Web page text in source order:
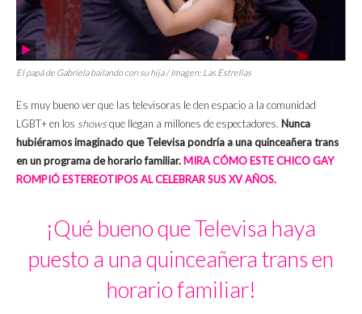
El papá de Gabriela bailando con su hija / Imagen: Las Estrellas
Es muy bueno ver que las televisoras le den espacio a la comunidad
LGBT+ en los showsque llegan a millones de espectadores. Nunca
hubiéramos imaginado que Televisa pondría a una quinceañera trans
en un programa de horario familiar.MIRA CÓMO ESTE CHICO GAY
ROMPIÓ ESTEREOTIPOS AL CELEBRAR SUS XV AÑOS.
¡Qué bueno que Televisa haya
puesto a una quinceañera trans en
horario familiar!